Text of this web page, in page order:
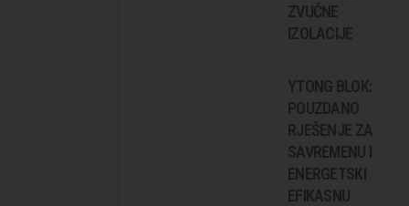
ZVUČNE
IZOLACIJE
YTONG BLOK:
POUZDANO
RJEŠENJE ZA
SAVREMENU I
ENERGETSKI
EFIKASNU